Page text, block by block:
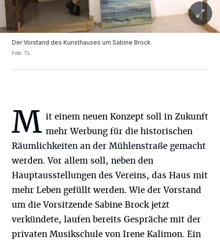
Der Vorstand des Kunsthauses um Sabine Brock.
Foto: TL
M it einem neuen Konzept soll in Zukunft
mehr Werbung für die historischen
Räumlichkeiten an der Mühlenstraße gemacht
werden. Vor allem soll, neben den
Hauptausstellungen des Vereins, das Haus mit
mehr Leben gefüllt werden. Wie der Vorstand
um die Vorsitzende Sabine Brock jetzt
verkündete, laufen bereits Gespräche mit der
privaten Musikschule von Irene Kalimon. Ein